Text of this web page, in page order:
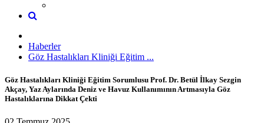
Haberler
Göz Hastalıkları Kliniği Eğitim ...
Göz Hastalıkları Kliniği Eğitim Sorumlusu Prof. Dr. Betül İlkay Sezgin
Akçay, Yaz Aylarında Deniz ve Havuz Kullanımının Artmasıyla Göz
Hastalıklarına Dikkat Çekti